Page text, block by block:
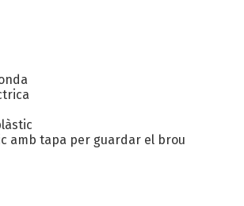
amb tapa per guardar el brou